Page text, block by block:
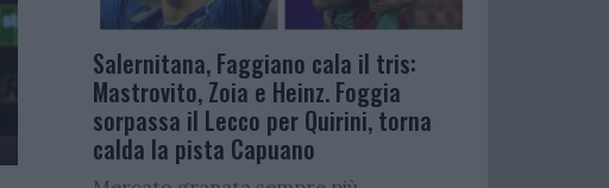
Salernitana, Faggiano cala il tris:
Mastrovito, Zoia e Heinz. Foggia
sorpassa il Lecco per Quirini, torna
calda la pista Capuano